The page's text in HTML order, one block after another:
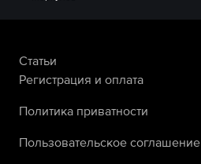
Статьи
Регистрация и оплата
Политика приватности
Пользовательское соглашение